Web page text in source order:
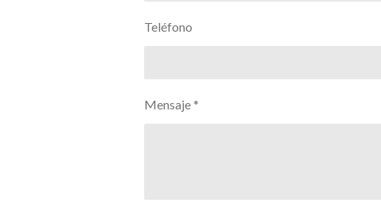
Teléfono
Mensaje *